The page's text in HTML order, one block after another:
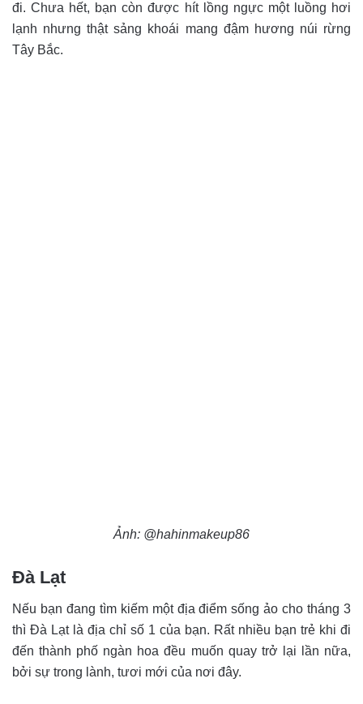
đi. Chưa hết, bạn còn được hít lồng ngực một luồng hơi
lạnh nhưng thật sảng khoái mang đậm hương núi rừng
Tây Bắc.
Ảnh: @hahinmakeup86
Đà Lạt
Nếu bạn đang tìm kiếm một địa điểm sống ảo cho tháng 3
thì Đà Lạt là địa chỉ số 1 của bạn. Rất nhiều bạn trẻ khi đi
đến thành phố ngàn hoa đều muốn quay trở lại lần nữa,
bởi sự trong lành, tươi mới của nơi đây.